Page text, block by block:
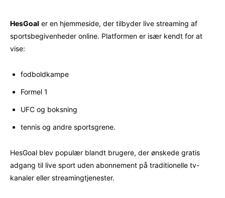
HesGoal er en hjemmeside, der tilbyder live streaming af
sportsbegivenheder online. Platformen er især kendt for at
vise:
fodboldkampe
Formel 1
UFC og boksning
tennis og andre sportsgrene.
HesGoal blev populær blandt brugere, der ønskede gratis
adgang til live sport uden abonnement på traditionelle tv-
kanaler eller streamingtjenester.